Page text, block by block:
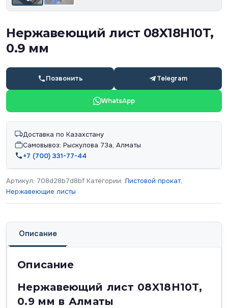
Нержавеющий лист 08X18H10T,
0.9 мм
Позвонить Telegram
WhatsApp
Доставка по Казахстану
Самовывоз: Рыскулова 73а, Алматы
+7 (700) 331-77-44
Артикул: 708d28b7d8bf Категории: Листовой прокат,
Нержавеющие листы
Описание
Описание
Нержавеющий лист 08X18H10T,
0.9 мм в Алматы